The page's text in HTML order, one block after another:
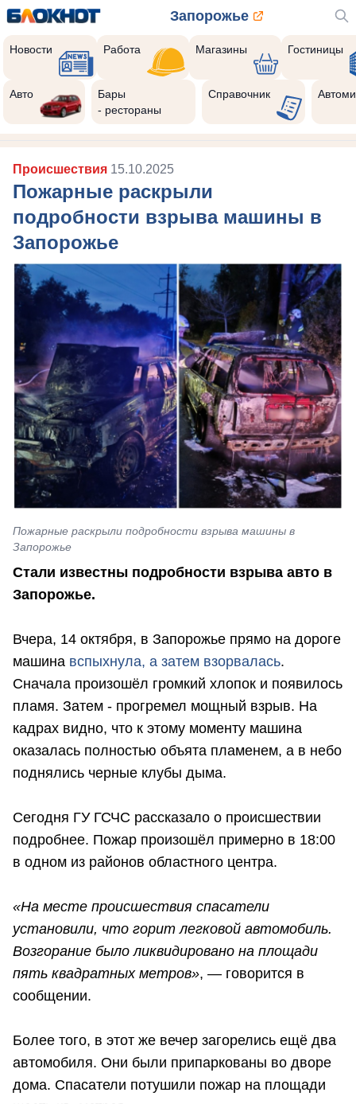
Запорожье
Новости Работа Магазины Гостиницы
Авто
Бары
- рестораны
Справочник
Происшествия 15.10.2025
Пожарные раскрыли
подробности взрыва машины в
Запорожье
Пожарные раскрыли подробности взрыва машины в
Запорожье
Стали известны подробности взрыва авто в
Запорожье.
Вчера, 14 октября, в Запорожье прямо на дороге
машина вспыхнула, а затем взорвалась.
Сначала произошёл громкий хлопок и появилось
пламя. Затем - прогремел мощный взрыв. На
кадрах видно, что к этому моменту машина
оказалась полностью объята пламенем, а в небо
поднялись черные клубы дыма.
Сегодня ГУ ГСЧС рассказало о происшествии
подробнее. Пожар произошёл примерно в 18:00
в одном из районов областного центра.
«На месте происшествия спасатели
установили, что горит легковой автомобиль.
Возгорание было ликвидировано на площади
пять квадратных метров», — говорится в
сообщении.
Более того, в этот же вечер загорелись ещё два
автомобиля. Они были припаркованы во дворе
дома. Спасатели потушили пожар на площади